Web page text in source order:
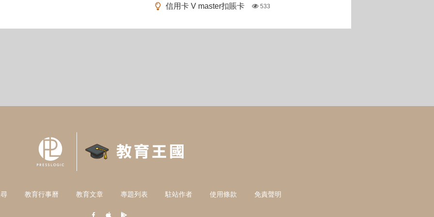
信用卡 V master扣賬卡 533
教育行事曆 教育文章 專題列表 駐站作者 使用條款 免責聲明